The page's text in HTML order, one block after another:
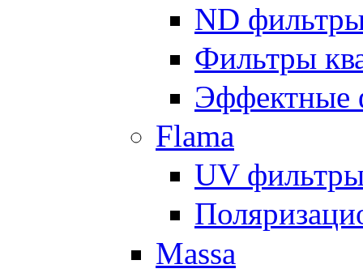
ND
Фильтры
Эффектные
Flama
UV
Massa